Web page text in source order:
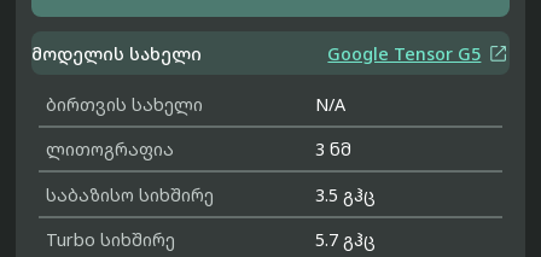
მოდელის სახელი Google Tensor G5 
ბირთვის სახელი
N/A
ლითოგრაფია
3 ნმ
საბაზისო სიხშირე
3.5 გჰც
Turbo სიხშირე
5.7 გჰც